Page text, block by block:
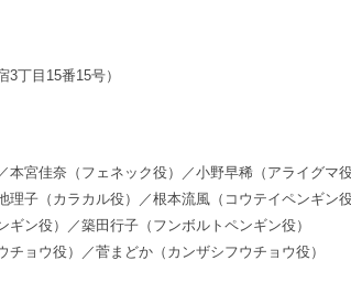
3丁目15番15号）
本宮佳奈（フェネック役）／小野早稀（アライグマ役
理子（カラカル役）／根本流風（コウテイペンギン役
ギン役）／築田行子（フンボルトペンギン役）
チョウ役）／菅まどか（カンザシフウチョウ役）